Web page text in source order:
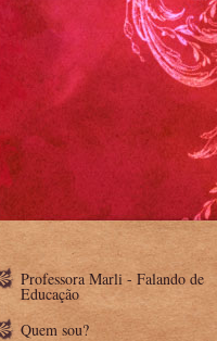
Professora Marli - Falando de
Educação
Quem sou?